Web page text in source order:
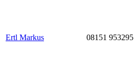
Ertl Markus 08151 953295